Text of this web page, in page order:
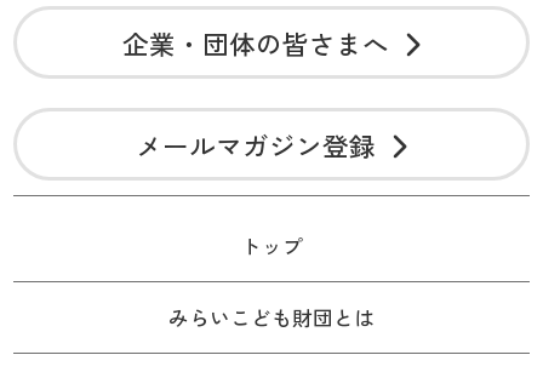
企業・団体の皆さまへ
メールマガジン登録
トップ
みらいこども財団とは